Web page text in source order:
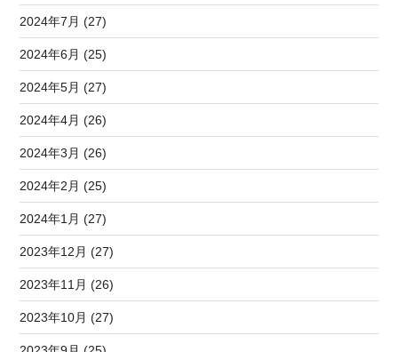
2024年7月 (27)
2024年6月 (25)
2024年5月 (27)
2024年4月 (26)
2024年3月 (26)
2024年2月 (25)
2024年1月 (27)
2023年12月 (27)
2023年11月 (26)
2023年10月 (27)